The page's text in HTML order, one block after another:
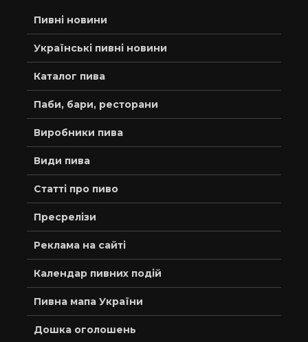
Пивні новини
Українські пивні новини
Каталог пива
Паби, бари, ресторани
Виробники пива
Види пива
Статті про пиво
Пресрелізи
Реклама на сайті
Календар пивних подій
Пивна мапа України
Дошка оголошень